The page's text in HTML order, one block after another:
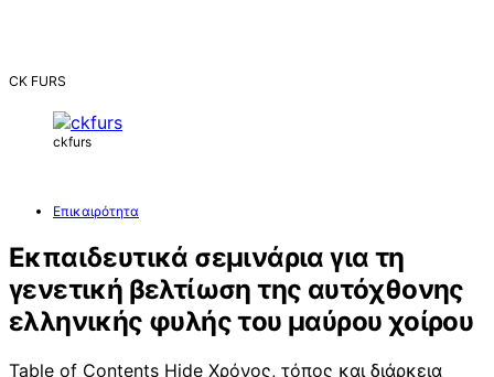
CK FURS
ckfurs
Επικαιρότητα
Εκπαιδευτικά σεμινάρια για τη
γενετική βελτίωση της αυτόχθονης
ελληνικής φυλής του μαύρου χοίρου
Table of Contents Hide Χρόνος, τόπος και διάρκεια